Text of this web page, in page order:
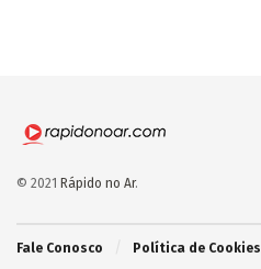
© 2021 Rápido no Ar.
Fale Conosco Política de Cookies